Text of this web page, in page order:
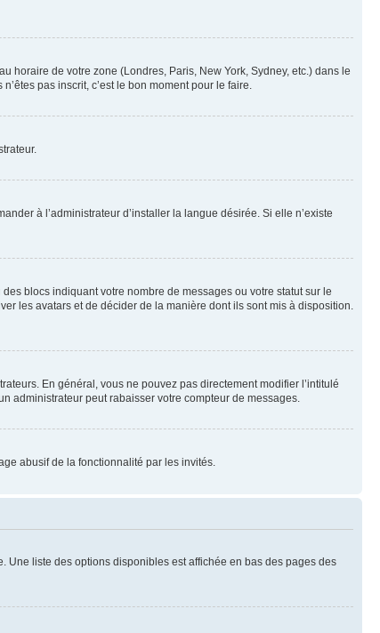
horaire de votre zone (Londres, Paris, New York, Sydney, etc.) dans le
pas inscrit, c’est le bon moment pour le faire.
à l’administrateur d’installer la langue désirée. Si elle n’existe
blocs indiquant votre nombre de messages ou votre statut sur le
les avatars et de décider de la manière dont ils sont mis à disposition.
En général, vous ne pouvez pas directement modifier l’intitulé
administrateur peut rabaisser votre compteur de messages.
abusif de la fonctionnalité par les invités.
Une liste des options disponibles est affichée en bas des pages des